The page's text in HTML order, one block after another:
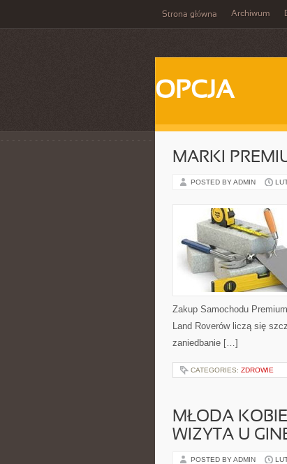
Strona główna Archiwum
OPCJA
MARKI
POSTED BY ADMIN
Zakup Samochodu
Land Roverów liczą się
zaniedbanie […]
CATEGORIES: ZDROWIE
MŁODA
WIZYTA U
POSTED BY ADMIN